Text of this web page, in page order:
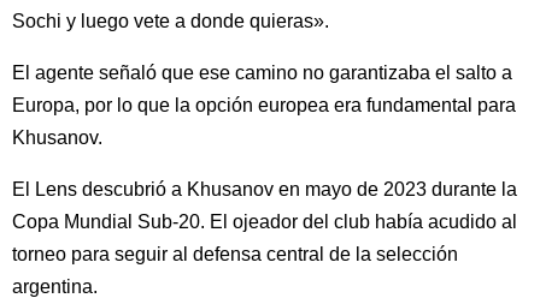
Sochi y luego vete a donde quieras».
El agente señaló que ese camino no garantizaba el salto a
Europa, por lo que la opción europea era fundamental para
Khusanov.
El Lens descubrió a Khusanov en mayo de 2023 durante la
Copa Mundial Sub-20. El ojeador del club había acudido al
torneo para seguir al defensa central de la selección
argentina.